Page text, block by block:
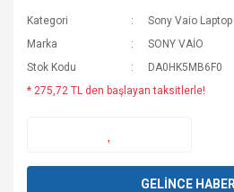
Kategori
Sony Vaio
Marka
SONY VAİO
Stok Kodu
DA0HK5MB6F0
* 275,72 TL den başlayan taksitlerle!
GELİNCE